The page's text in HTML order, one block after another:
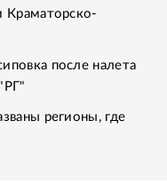
Краматорско-
после налета
регионы, где